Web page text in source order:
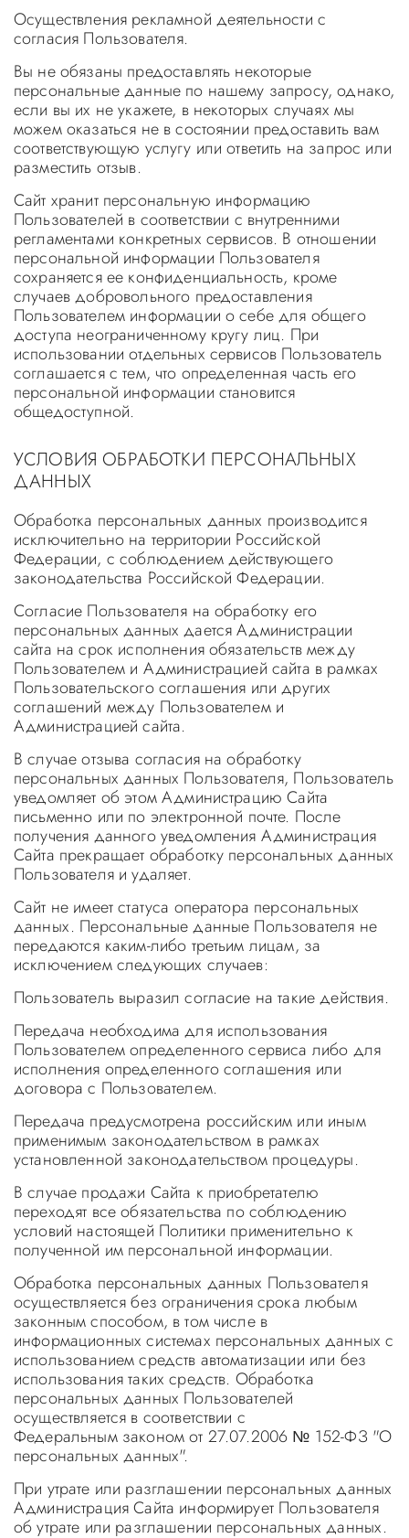
Осуществления рекламной деятельности с
согласия Пользователя.
Вы не обязаны предоставлять некоторые
персональные данные по нашему запросу, однако,
если вы их не укажете, в некоторых случаях мы
можем оказаться не в состоянии предоставить вам
соответствующую услугу или ответить на запрос или
разместить отзыв.
Сайт хранит персональную информацию
Пользователей в соответствии с внутренними
регламентами конкретных сервисов. В отношении
персональной информации Пользователя
сохраняется ее конфиденциальность, кроме
случаев добровольного предоставления
Пользователем информации о себе для общего
доступа неограниченному кругу лиц. При
использовании отдельных сервисов Пользователь
соглашается с тем, что определенная часть его
персональной информации становится
общедоступной.
УСЛОВИЯ ОБРАБОТКИ ПЕРСОНАЛЬНЫХ
ДАННЫХ
Обработка персональных данных производится
исключительно на территории Российской
Федерации, с соблюдением действующего
законодательства Российской Федерации.
Согласие Пользователя на обработку его
персональных данных дается Администрации
сайта на срок исполнения обязательств между
Пользователем и Администрацией сайта в рамках
Пользовательского соглашения или других
соглашений между Пользователем и
Администрацией сайта.
В случае отзыва согласия на обработку
персональных данных Пользователя, Пользователь
уведомляет об этом Администрацию Сайта
письменно или по электронной почте. После
получения данного уведомления Администрация
Сайта прекращает обработку персональных данных
Пользователя и удаляет.
Сайт не имеет статуса оператора персональных
данных. Персональные данные Пользователя не
передаются каким-либо третьим лицам, за
исключением следующих случаев:
Пользователь выразил согласие на такие действия.
Передача необходима для использования
Пользователем определенного сервиса либо для
исполнения определенного соглашения или
договора с Пользователем.
Передача предусмотрена российским или иным
применимым законодательством в рамках
установленной законодательством процедуры.
В случае продажи Сайта к приобретателю
переходят все обязательства по соблюдению
условий настоящей Политики применительно к
полученной им персональной информации.
Обработка персональных данных Пользователя
осуществляется без ограничения срока любым
законным способом, в том числе в
информационных системах персональных данных с
использованием средств автоматизации или без
использования таких средств. Обработка
персональных данных Пользователей
осуществляется в соответствии с
Федеральным законом от 27.07.2006 № 152-ФЗ "О
персональных данных".
При утрате или разглашении персональных данных
Администрация Сайта информирует Пользователя
об утрате или разглашении персональных данных.